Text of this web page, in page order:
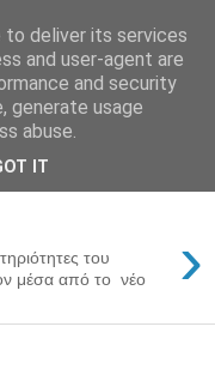
›
του
μέσα από το νέο
to deliver its services
and user-agent are
and security
generate usage
abuse.
IT